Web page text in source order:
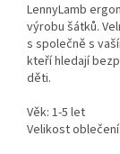
LennyLamb
výrobu šátků.
s společně s
kteří hledají
děti.
Věk: 1-5 let
Velikost